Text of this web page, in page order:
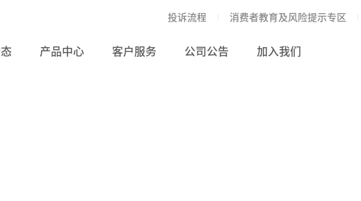
投诉流程 消费者教育及风险提示专区
产品中心 客户服务 公司公告 加入我们